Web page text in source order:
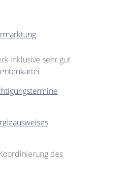
inklusive sehr gut
des